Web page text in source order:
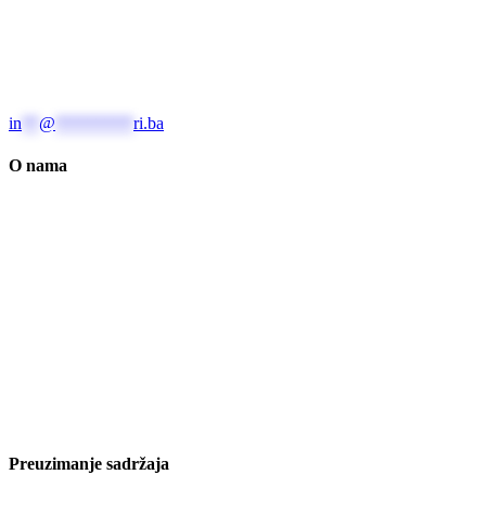
in
@ ri.ba
O nama
Preuzimanje sadržaja